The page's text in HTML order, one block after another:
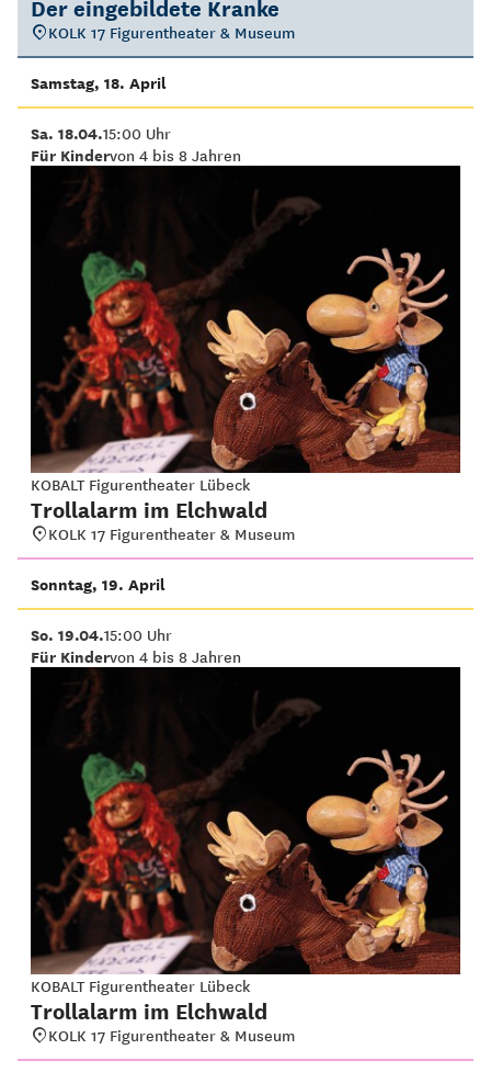
Der eingebildete Kranke
KOLK 17 Figurentheater & Museum
Samstag, 18. April
Sa. 18.04.15:00 Uhr
Für Kindervon 4 bis 8 Jahren
KOBALT Figurentheater Lübeck
Trollalarm im Elchwald
KOLK 17 Figurentheater & Museum
Sonntag, 19. April
So. 19.04.15:00 Uhr
Für Kindervon 4 bis 8 Jahren
KOBALT Figurentheater Lübeck
Trollalarm im Elchwald
KOLK 17 Figurentheater & Museum